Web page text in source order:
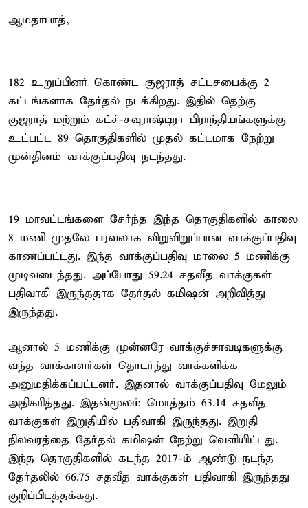
ஆமதாபாத்,
182 உறுப்பினர் கொண்ட குஜராத் சட்டசபைக்கு 2
கட்டங்களாக தேர்தல் நடக்கிறது. இதில் தெற்கு
குஜராத் மற்றும் கட்ச்-சவுராஷ்டிரா பிராந்தியங்களுக்கு
உட்பட்ட 89 தொகுதிகளில் முதல் கட்டமாக நேற்று
முன்தினம் வாக்குப்பதிவு நடந்தது.
19 மாவட்டங்களை சேர்ந்த இந்த தொகுதிகளில் காலை
8 மணி முதலே பரவலாக விறுவிறுப்பான வாக்குப்பதிவு
காணப்பட்டது. இந்த வாக்குப்பதிவு மாலை 5 மணிக்கு
முடிவடைந்தது. அப்போது 59.24 சதவீத வாக்குகள்
பதிவாகி இருந்ததாக தேர்தல் கமிஷன் அறிவித்து
இருந்தது.
ஆனால் 5 மணிக்கு முன்னரே வாக்குச்சாவடிகளுக்கு
வந்த வாக்காளர்கள் தொடர்ந்து வாக்களிக்க
அனுமதிக்கப்பட்டனர். இதனால் வாக்குப்பதிவு மேலும்
அதிகரித்தது. இதன்மூலம் மொத்தம் 63.14 சதவீத
வாக்குகள் இறுதியில் பதிவாகி இருந்தது. இறுதி
நிலவரத்தை தேர்தல் கமிஷன் நேற்று வெளியிட்டது.
இந்த தொகுதிகளில் கடந்த 2017-ம் ஆண்டு நடந்த
தேர்தலில் 66.75 சதவீத வாக்குகள் பதிவாகி இருந்தது
குறிப்பிடத்தக்கது.